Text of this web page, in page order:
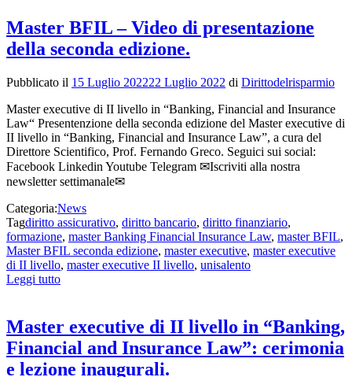
Master BFIL – Video di presentazione
della seconda edizione.
Pubblicato il 15 Luglio 202222 Luglio 2022 di Dirittodelrisparmio
Master executive di II livello in “Banking, Financial and Insurance
Law“ Presentenzione della seconda edizione del Master executive di
II livello in “Banking, Financial and Insurance Law”, a cura del
Direttore Scientifico, Prof. Fernando Greco. Seguici sui social:
Facebook Linkedin Youtube Telegram ✉Iscriviti alla nostra
newsletter settimanale✉
Categoria:News
Tagdiritto assicurativo, diritto bancario, diritto finanziario,
formazione, master Banking Financial Insurance Law, master BFIL,
Master BFIL seconda edizione, master executive, master executive
di II livello, master executive II livello, unisalento
Leggi tutto
Master executive di II livello in “Banking,
Financial and Insurance Law”: cerimonia
e lezione inaugurali.